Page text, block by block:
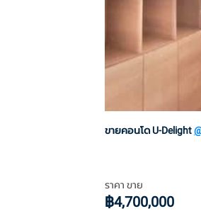
ขายคอนโด U-Delight
ราคา ขาย
฿4,700,000